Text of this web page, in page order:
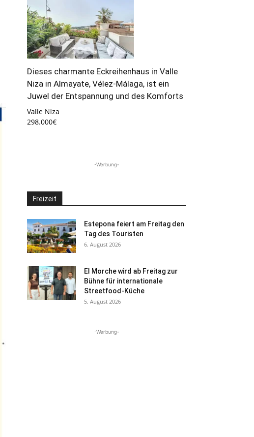
Dieses charmante Eckreihenhaus in Valle
Niza in Almayate, Vélez-Málaga, ist ein
Juwel der Entspannung und des Komforts
Valle Niza
298.000€
-Werbung-
Freizeit
Estepona feiert am Freitag den
Tag des Touristen
6. August 2026
El Morche wird ab Freitag zur
Bühne für internationale
Streetfood-Küche
5. August 2026
-Werbung-